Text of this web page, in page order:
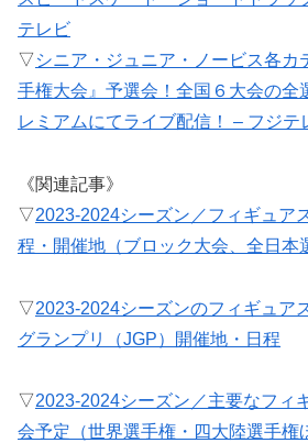
テレビ
▽シニア・ジュニア・ノービス各カ
手権大会』予選会！全国６大会の全
レミアムにてライブ配信！ – フジテ
《関連記事》
▽2023-2024シーズン／フィギュア
程・開催地（ブロック大会、全日本
▽2023-2024シーズンのフィギュア
グランプリ（JGP）開催地・日程
▽2023-2024シーズン／主要なフィ
会予定（世界選手権・四大陸選手権